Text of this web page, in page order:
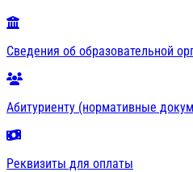
Сведения об образовательной
Абитуриенту (нормативные
Реквизиты для оплаты